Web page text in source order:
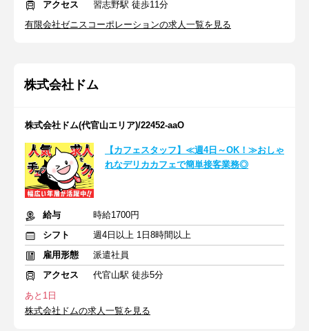
アクセス
習志野駅 徒歩11分
有限会社ゼニスコーポレーションの求人一覧を見る
株式会社ドム
株式会社ドム(代官山エリア)/22452-aaO
【カフェスタッフ】≪週4日～OK！≫おしゃ
れなデリカカフェで簡単接客業務◎
給与
時給1700円
シフト
週4日以上 1日8時間以上
雇用形態
派遣社員
アクセス
代官山駅 徒歩5分
あと1日
株式会社ドムの求人一覧を見る